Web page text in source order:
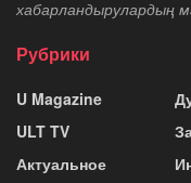
хабарландырулардың
Рубрики
U Magazine
ULT TV
Актуальное